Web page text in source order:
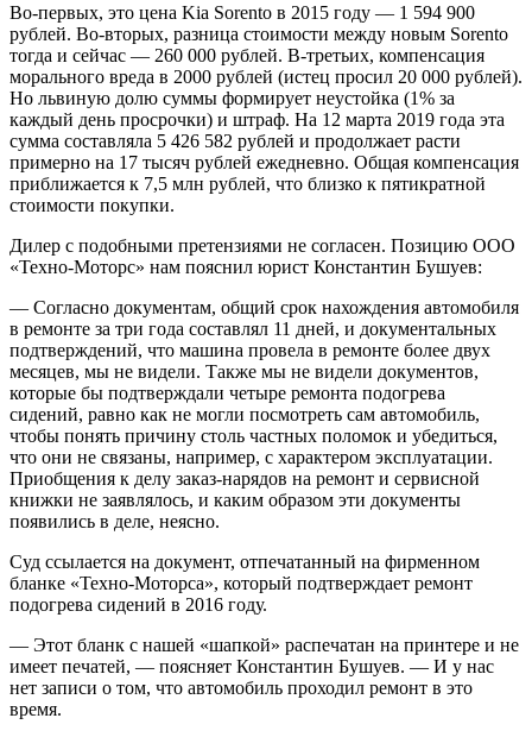
Во-первых, это цена Kia Sorento в 2015 году — 1 594 900
рублей. Во-вторых, разница стоимости между новым Sorento
тогда и сейчас — 260 000 рублей. В-третьих, компенсация
морального вреда в 2000 рублей (истец просил 20 000 рублей).
Но львиную долю суммы формирует неустойка (1% за
каждый день просрочки) и штраф. На 12 марта 2019 года эта
сумма составляла 5 426 582 рублей и продолжает расти
примерно на 17 тысяч рублей ежедневно. Общая компенсация
приближается к 7,5 млн рублей, что близко к пятикратной
стоимости покупки.
Дилер с подобными претензиями не согласен. Позицию ООО
«Техно-Моторс» нам пояснил юрист Константин Бушуев:
— Согласно документам, общий срок нахождения автомобиля
в ремонте за три года составлял 11 дней, и документальных
подтверждений, что машина провела в ремонте более двух
месяцев, мы не видели. Также мы не видели документов,
которые бы подтверждали четыре ремонта подогрева
сидений, равно как не могли посмотреть сам автомобиль,
чтобы понять причину столь частных поломок и убедиться,
что они не связаны, например, с характером эксплуатации.
Приобщения к делу заказ-нарядов на ремонт и сервисной
книжки не заявлялось, и каким образом эти документы
появились в деле, неясно.
Суд ссылается на документ, отпечатанный на фирменном
бланке «Техно-Моторса», который подтверждает ремонт
подогрева сидений в 2016 году.
— Этот бланк с нашей «шапкой» распечатан на принтере и не
имеет печатей, — поясняет Константин Бушуев. — И у нас
нет записи о том, что автомобиль проходил ремонт в это
время.